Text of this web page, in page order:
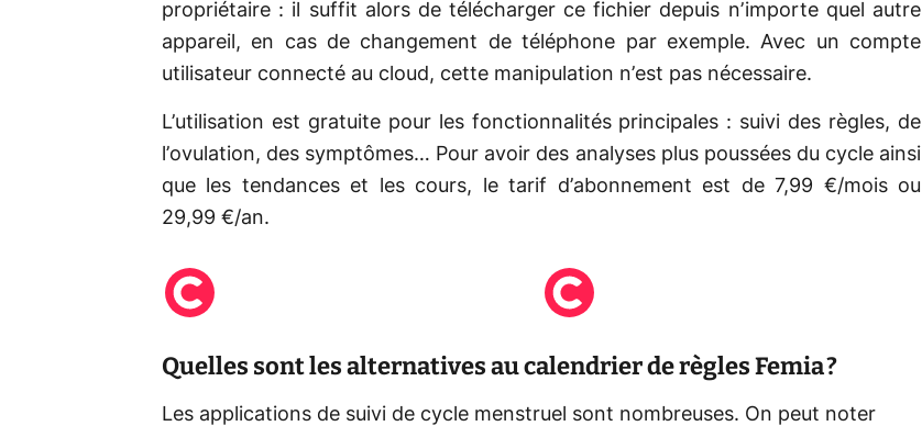
propriétaire : il suffit alors de télécharger ce fichier depuis n’importe quel autre
appareil, en cas de changement de téléphone par exemple. Avec un compte
utilisateur connecté au cloud, cette manipulation n’est pas nécessaire.
L’utilisation est gratuite pour les fonctionnalités principales : suivi des règles, de
l’ovulation, des symptômes… Pour avoir des analyses plus poussées du cycle ainsi
que les tendances et les cours, le tarif d’abonnement est de 7,99 €/mois ou
29,99 €/an.
Quelles sont les alternatives au calendrier de règles Femia ?
Les applications de suivi de cycle menstruel sont nombreuses. On peut noter